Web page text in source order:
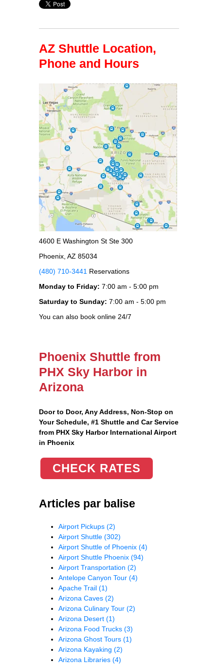
AZ Shuttle Location,
Phone and Hours
4600 E Washington St Ste 300
Phoenix, AZ 85034
(480) 710-3441 Reservations
Monday to Friday: 7:00 am - 5:00 pm
Saturday to Sunday: 7:00 am - 5:00 pm
You can also book online 24/7
Phoenix Shuttle from
PHX Sky Harbor in
Arizona
Door to Door, Any Address, Non-Stop on
Your Schedule, #1 Shuttle and Car Service
from PHX Sky Harbor International Airport
in Phoenix
CHECK RATES
Articles par balise
Airport Pickups (2)
Airport Shuttle (302)
Airport Shuttle of Phoenix (4)
Airport Shuttle Phoenix (94)
Airport Transportation (2)
Antelope Canyon Tour (4)
Apache Trail (1)
Arizona Caves (2)
Arizona Culinary Tour (2)
Arizona Desert (1)
Arizona Food Trucks (3)
Arizona Ghost Tours (1)
Arizona Kayaking (2)
Arizona Libraries (4)